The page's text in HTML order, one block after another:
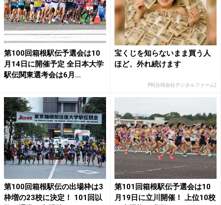
第100回箱根駅伝予選会は10
月14日に開催予定 全日本大学
駅伝関東選考会は6月...
宝くじを知らないまま買う人
ほど、外れ続けます
PR(合同会社デジタルファーム)
第100回箱根駅伝の出場枠は3
枠増の23校に決定！ 101回以
第101回箱根駅伝予選会は10
月19日に立川開催！ 上位10校